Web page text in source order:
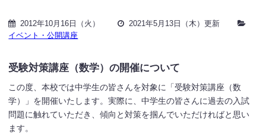
2012年10月16日（火）
2021年5月13日（木）更新
イベント・公開講座
受験対策講座（数学）の開催について
この度、本校では中学生の皆さんを対象に「受験対策講座（数
学）」を開催いたします。実際に、中学生の皆さんに過去の入試
問題に触れていただき、傾向と対策を掴んでいただければと思い
ます。